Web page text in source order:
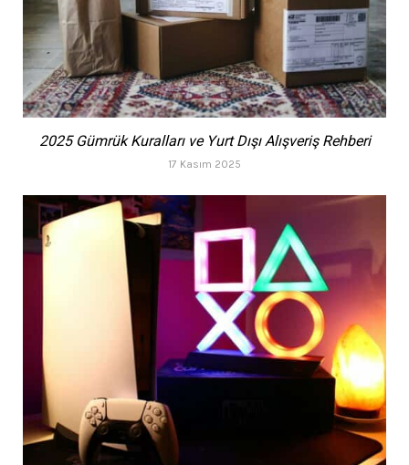
2025 Gümrük Kuralları ve Yurt Dışı Alışveriş Rehberi
17 Kasım 2025